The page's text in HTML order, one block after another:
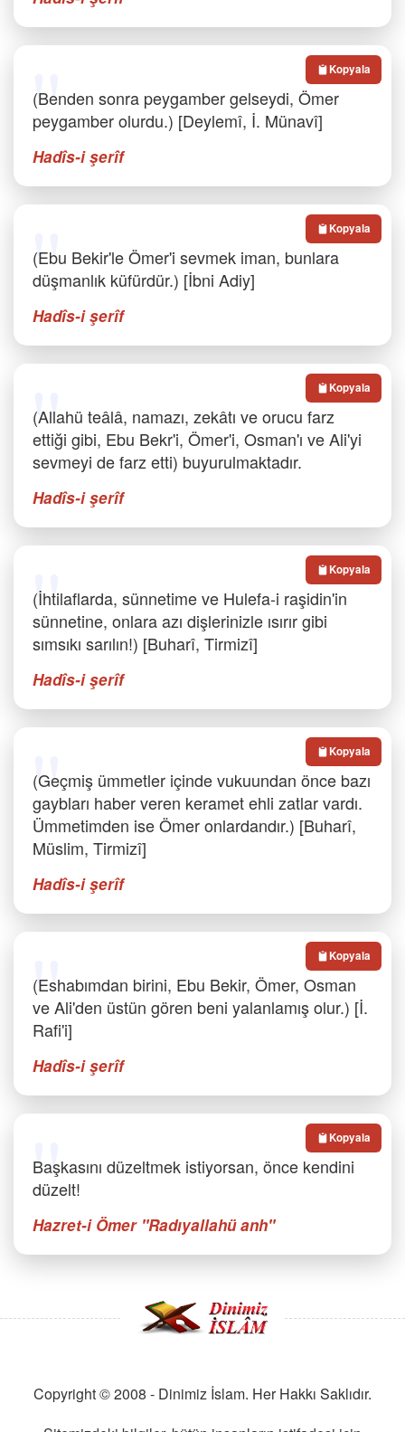
(Benden sonra peygamber gelseydi, Ömer
peygamber olurdu.) [Deylemî, İ. Münavî]
Hadîs-i şerîf
Kopyala
(Ebu Bekir'le Ömer'i sevmek iman, bunlara
düşmanlık küfürdür.) [İbni Adiy]
Hadîs-i şerîf
Kopyala
(Allahü teâlâ, namazı, zekâtı ve orucu farz
ettiği gibi, Ebu Bekr'i, Ömer'i, Osman'ı ve Ali'yi
sevmeyi de farz etti) buyurulmaktadır.
Hadîs-i şerîf
Kopyala
(İhtilaflarda, sünnetime ve Hulefa-i raşidin'in
sünnetine, onlara azı dişlerinizle ısırır gibi
sımsıkı sarılın!) [Buharî, Tirmizî]
Hadîs-i şerîf
Kopyala
(Geçmiş ümmetler içinde vukuundan önce bazı
gaybları haber veren keramet ehli zatlar vardı.
Ümmetimden ise Ömer onlardandır.) [Buharî,
Müslim, Tirmizî]
Hadîs-i şerîf
Kopyala
(Eshabımdan birini, Ebu Bekir, Ömer, Osman
ve Ali'den üstün gören beni yalanlamış olur.) [İ.
Rafi'i]
Hadîs-i şerîf
Kopyala
Başkasını düzeltmek istiyorsan, önce kendini
düzelt!
Hazret-i Ömer "Radıyallahü anh"
Kopyala
Copyright © 2008 - Dinimiz İslam. Her Hakkı Saklıdır.